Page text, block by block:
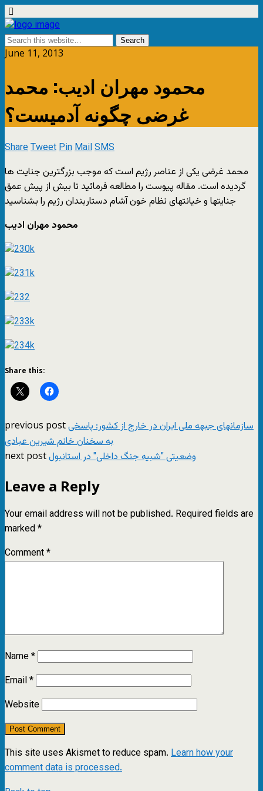
June 11, 2013
محمود مهران ادیب: محمد
غرضی چگونه آدمیست؟
ShareTweetPinMailSMS
محمد غرضی یکی از عناصر رژیم است که موجب بزرگترین جنایت ها
گردیده است. مقاله پیوست را مطالعه فرمائید تا بیش از پیش عمق
جنایتها و خیانتهای نظام خون آشام دستاربندان رژیم را بشناسید
محمود مهران ادیب
Share this:
previous postسازمانهای جبهه ملی ایران در خارج از کشور: پاسخی
به سخنان خانم شیرین عبادی
next postوضعیتی "شبیه جنگ داخلی" در استانبول
Leave a Reply
Your email address will not be published. Required fields are
marked*
Comment*
Name*
Email*
Website
This site uses Akismet to reduce spam. Learn how your
comment data is processed.